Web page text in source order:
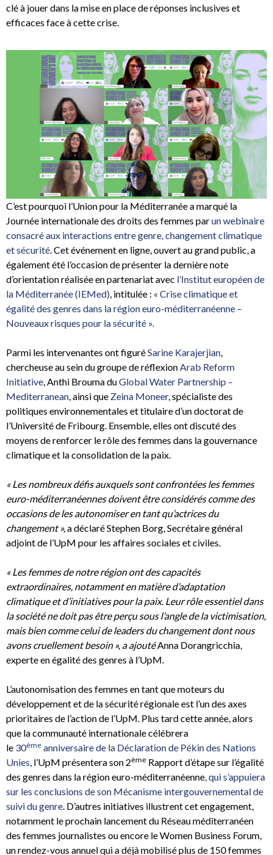
clé à jouer dans la mise en place de réponses inclusives et
efficaces face à cette crise.
C’est pourquoi l’Union pour la Méditerranée a marqué la
Journée internationale des droits des femmes parun webinaire
consacré aux interactions entre genre, changement climatique
et sécurité . Cet événement en ligne, ouvert au grand public, a
également été l’occasion de présenter la dernière note
d’orientation réalisée en partenariat avec l’Institut européen de
la Méditerranée (IEMed) , intitulée : « Crise climatique et
égalité des genres dans la région euro-méditerranéenne –
Nouveaux risques pour la sécurité ».
Parmi les intervenantes ont figuréSarine Karajerjian
chercheuse au sein du groupe de réflexion Arab Reform
Initiative , Anthi Brouma duGlobal Water Partnership –
Mediterranean , ainsi que Zeina Moneer, spécialiste des
politiques environnementales et titulaire d’un doctorat de
l’Université de Fribourg. Ensemble, elles ont discuté des
moyens de renforcer le rôle des femmes dans la gouvernance
climatique et la consolidation de la paix.
« Les nombreux défis auxquels sont confrontées les femmes
euro-méditerranéennes doivent être considérés comme des
occasions de les autonomiser en tant qu’actrices du
changement », a déclaré Stephen Borg, Secrétaire général
adjoint de l’UpM pour les affaires sociales et civiles.
« Les femmes de notre région ont des capacités
extraordinaires, notamment en matière d’adaptation
climatique et d’initiatives pour la paix. Leur rôle essentiel dans
la société ne doit pas être perçu sous l’angle de la victimisation,
mais bien comme celui de leaders du changement dont nous
avons cruellement besoin », a ajoutéAnna Dorangricchia,
experte en égalité des genres à l’UpM.
L’autonomisation des femmes en tant que moteurs du
développement et de la sécurité régionale est l’un des axes
prioritaires de l’action de l’UpM. Plus tard cette année, alors
que la communauté internationale célébrera
le 30ème anniversaire de la Déclaration de Pékin des Nations
Unies , l’UpM présentera son 2ème Rapport d’étape sur l’égalité
des genres dans la région euro-méditerranéenne , qui s’appuiera
sur les conclusions de son Mécanisme intergouvernemental de
suivi du genre . D’autres initiatives illustrent cet engagement,
notamment le prochain lancement du Réseau méditerranéen
des femmes journalistes ou encore le Women Business Forum,
un rendez-vous annuel qui a déjà mobilisé plus de 150 femmes